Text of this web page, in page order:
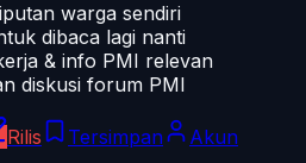
warga sendiri
dibaca lagi nanti
& info PMI relevan
diskusi forum PMI
Rilis Tersimpan Akun